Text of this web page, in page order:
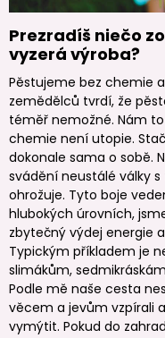
Prezradíš niečo
vyzerá výroba?
Pěstujeme bez chemie
zemědělců tvrdí, že
téměř nemožné. Nám
chemie není utopie.
dokonale sama o sobě.
svádění neustálé války
ohrožuje. Tyto boje
hlubokých úrovních,
zbytečný výdej energie
Typickým příkladem je
slimákům,
Podle mě naše cesta
věcem a jevům vzpírali
vymýtit. Pokud do